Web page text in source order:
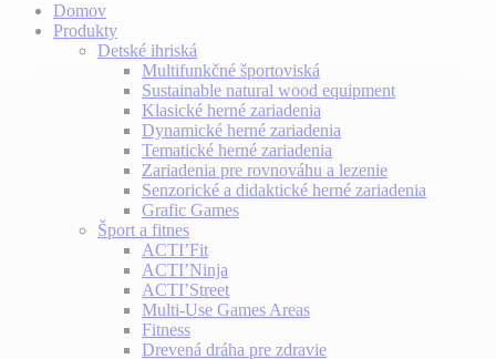
Domov
Produkty
Detské ihriská
Multifunkčné športoviská
Sustainable natural wood equipment
Klasické herné zariadenia
Dynamické herné zariadenia
Tematické herné zariadenia
Zariadenia pre rovnováhu a lezenie
Senzorické a didaktické herné zariadenia
Grafic Games
Šport a fitnes
ACTI’Fit
ACTI’Ninja
ACTI’Street
Multi-Use Games Areas
Fitness
Drevená dráha pre zdravie